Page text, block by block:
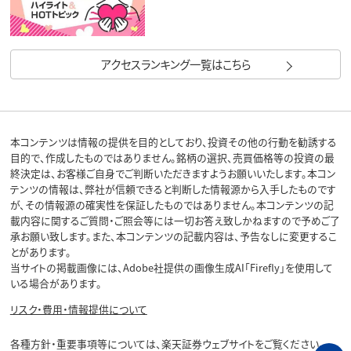
アクセスランキング一覧はこちら
本コンテンツは情報の提供を目的としており、投資その他の行動を勧誘する
目的で、作成したものではありません。銘柄の選択、売買価格等の投資の最
終決定は、お客様ご自身でご判断いただきますようお願いいたします。本コン
テンツの情報は、弊社が信頼できると判断した情報源から入手したものです
が、その情報源の確実性を保証したものではありません。本コンテンツの記
載内容に関するご質問・ご照会等には一切お答え致しかねますので予めご了
承お願い致します。また、本コンテンツの記載内容は、予告なしに変更するこ
とがあります。
当サイトの掲載画像には、Adobe社提供の画像生成AI「Firefly」を使用して
いる場合があります。
リスク・費用・情報提供について
各種方針・重要事項等については、楽天証券ウェブサイトをご覧ください。